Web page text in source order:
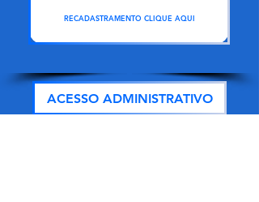
RECADASTRAMENTO CLIQUE AQUI
ACESSO ADMINISTRATIVO